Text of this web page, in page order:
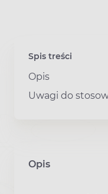
Spis treści
Opis
Uwagi do
Opis